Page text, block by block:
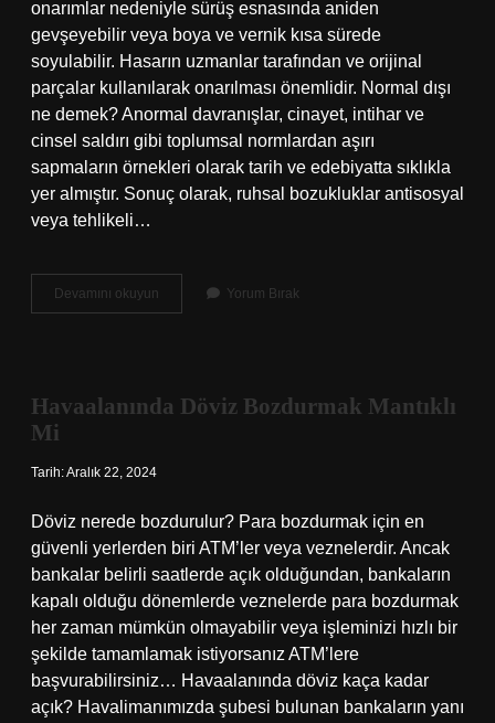
onarımlar nedeniyle sürüş esnasında aniden
gevşeyebilir veya boya ve vernik kısa sürede
soyulabilir. Hasarın uzmanlar tarafından ve orijinal
parçalar kullanılarak onarılması önemlidir. Normal dışı
ne demek? Anormal davranışlar, cinayet, intihar ve
cinsel saldırı gibi toplumsal normlardan aşırı
sapmaların örnekleri olarak tarih ve edebiyatta sıklıkla
yer almıştır. Sonuç olarak, ruhsal bozukluklar antisosyal
veya tehlikeli…
Devamını okuyun Standart
Dışı
Yorum Bırak
Havaalanında Döviz Bozdurmak Mantıklı
Mi
Tarih: Aralık 22, 2024
Döviz nerede bozdurulur? Para bozdurmak için en
güvenli yerlerden biri ATM’ler veya veznelerdir. Ancak
bankalar belirli saatlerde açık olduğundan, bankaların
kapalı olduğu dönemlerde veznelerde para bozdurmak
her zaman mümkün olmayabilir veya işleminizi hızlı bir
şekilde tamamlamak istiyorsanız ATM’lere
başvurabilirsiniz… Havaalanında döviz kaça kadar
açık? Havalimanımızda şubesi bulunan bankaların yanı